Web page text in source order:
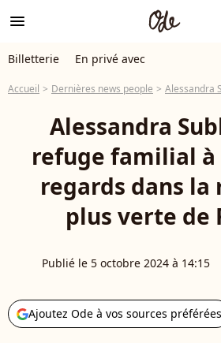
menu
Billetterie En privé avec
Accueil Dernières news people Alessandra
Alessandra
refuge familial à
regards dans la
plus verte de
Publié le 5 octobre 2024 à 14:15
Ajoutez Ode à vos sources préférées